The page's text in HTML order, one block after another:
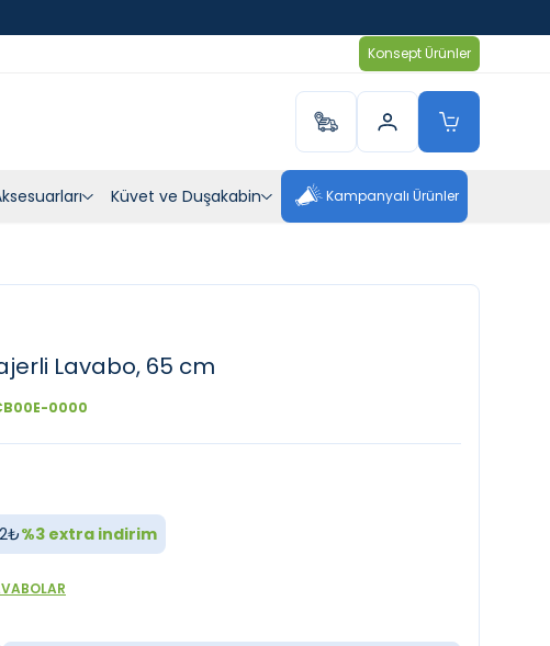
Konsept Ürünler
Küvet ve Duşakabin Kampanyalı Ürünler
Lavabo, 65 cm
0000
₺%3extra indirim